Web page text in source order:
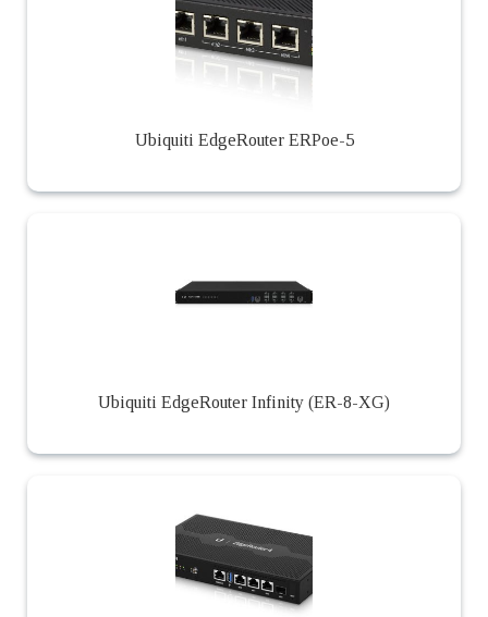
Ubiquiti EdgeRouter ERPoe-5
Ubiquiti EdgeRouter Infinity (ER-8-XG)